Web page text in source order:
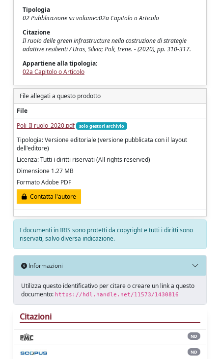
Tipologia
02 Pubblicazione su volume::02a Capitolo o Articolo
Citazione
Il ruolo delle green infrastructure nella costruzione di strategie
adattive resilienti / Uras, Silvia; Poli, Irene. - (2020), pp. 310-317.
Appartiene alla tipologia:
02a Capitolo o Articolo
File allegati a questo prodotto
File
Poli_Il ruolo_2020.pdf
solo gestori archivio
Tipologia: Versione editoriale (versione pubblicata con il layout
dell'editore)
Licenza: Tutti i diritti riservati (All rights reserved)
Dimensione 1.27 MB
Formato Adobe PDF
Contatta l'autore
I documenti in IRIS sono protetti da copyright e tutti i diritti sono
riservati, salvo diversa indicazione.
Informazioni
Utilizza questo identificativo per citare o creare un link a questo
documento: https://hdl.handle.net/11573/1430816
Citazioni
ND
ND